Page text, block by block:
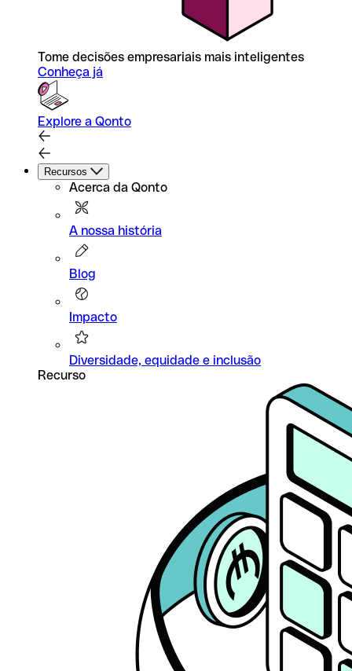
Tome decisões empresariais mais inteligentes
Conheça já
Explore a Qonto
Recursos
Acerca da Qonto
A nossa história
Blog
Impacto
Diversidade, equidade e inclusão
Recurso